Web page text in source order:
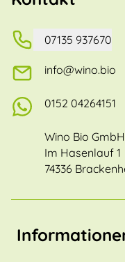
07135 937670
info@wino.bio
0152 04264151
Wino Bio GmbH
Im Hasenlauf 1
74336